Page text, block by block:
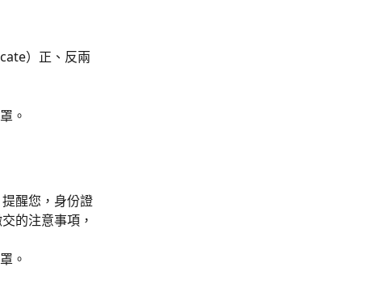
）正、反兩
。
醒您，身份證
的注意事項，
。